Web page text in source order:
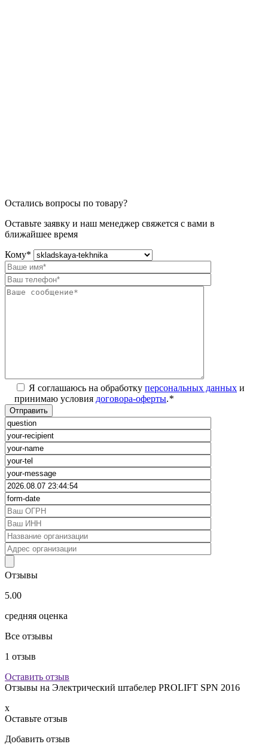
Остались вопросы по товару?
Оставьте заявку и наш менеджер свяжется с вами в
ближайшее время
Кому*
Я соглашаюсь на обработку персональных данных и
принимаю условия договора-оферты.*
Отзывы
5.00
средняя оценка
Все отзывы
1 отзыв
Оставить отзыв
Отзывы на Электрический штабелер PROLIFT SPN 2016
x
Оставьте отзыв
Добавить отзыв